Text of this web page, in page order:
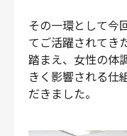
その一環として今
てご活躍されてき
踏まえ、女性の体
きく影響される仕
だきました。